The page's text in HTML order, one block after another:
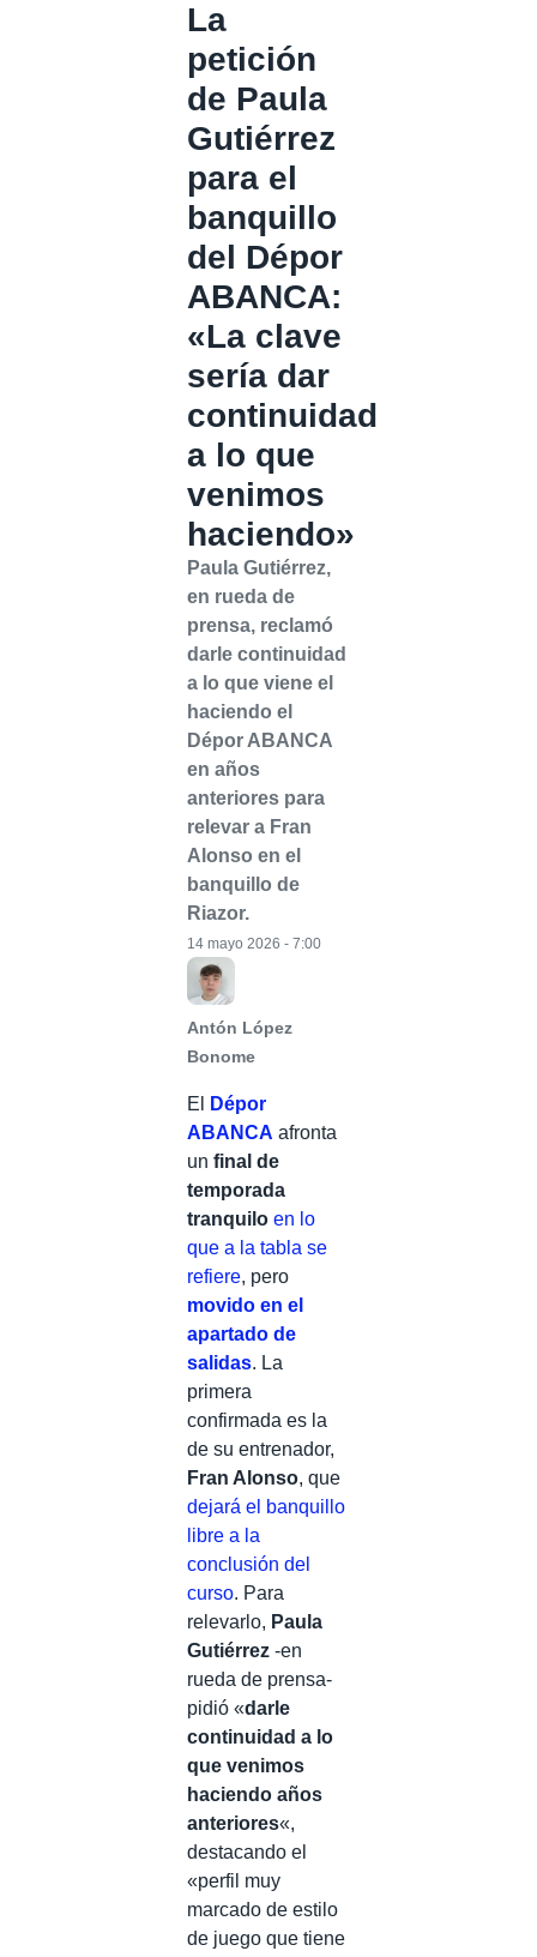
La
petición
de Paula
Gutiérrez
para el
banquillo
del Dépor
ABANCA:
«La clave
sería dar
continuidad
a lo que
venimos
haciendo»
Paula Gutiérrez,
en rueda de
prensa, reclamó
darle continuidad
a lo que viene el
haciendo el
Dépor ABANCA
en años
anteriores para
relevar a Fran
Alonso en el
banquillo de
Riazor.
Antón López
Bonome
14 mayo 2026 - 7:00
El
Dépor
ABANCA afronta
un final de
temporada
tranquilo en lo
que a la tabla se
refiere, pero
movido en el
apartado de
salidas. La
primera
confirmada es la
de su entrenador,
Fran Alonso, que
dejará el banquillo
libre a la
conclusión del
curso. Para
relevarlo, Paula
Gutiérrez -en
rueda de prensa-
pidió «darle
continuidad a lo
que venimos
haciendo años
anteriores«,
destacando el
«perfil muy
marcado de estilo
de juego que tiene